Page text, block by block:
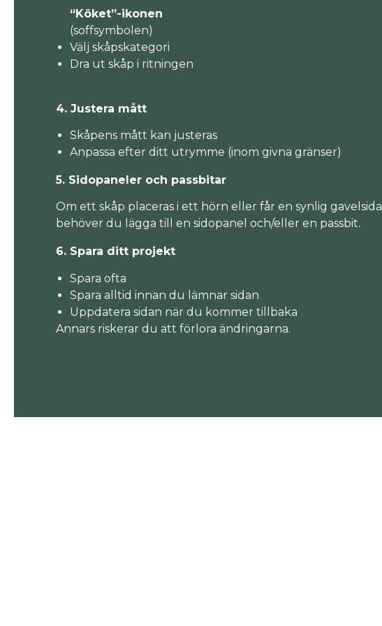
“Köket”-ikonen
(soffsymbolen)
Välj skåpskategori
Dra ut skåp i ritningen
4. Justera mått
Skåpens mått kan justeras
Anpassa efter ditt utrymme (inom givna gränser)
5. Sidopaneler och passbitar
Om ett skåp placeras i ett hörn eller får en synlig gavelsida
behöver du lägga till en sidopanel och/eller en passbit.
6. Spara ditt projekt
Spara ofta
Spara alltid innan du lämnar sidan
Uppdatera sidan när du kommer tillbaka
Annars riskerar du att förlora ändringarna.